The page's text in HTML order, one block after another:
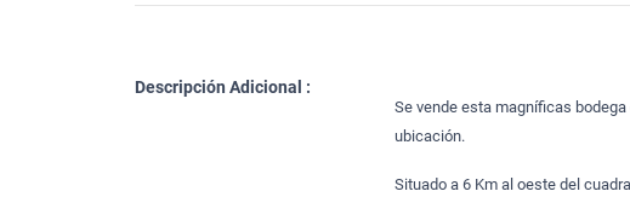
Descripción Adicional :
Se vende esta magníficas
ubicación.
Situado a 6 Km al oeste del